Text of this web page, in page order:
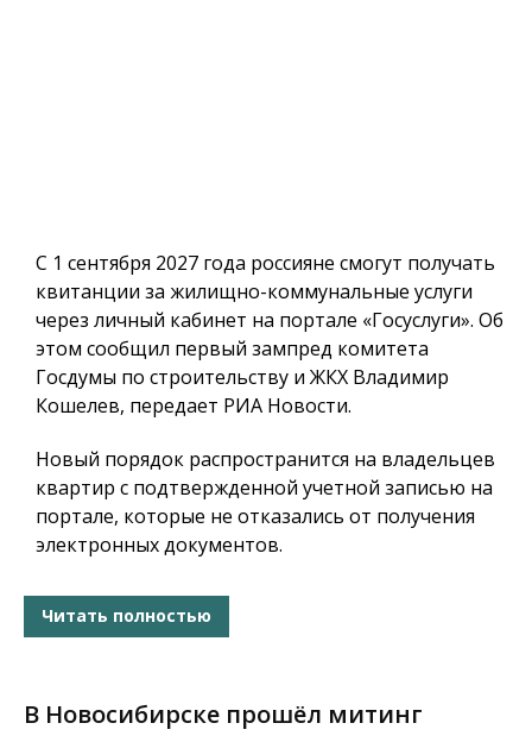
С 1 сентября 2027 года россияне смогут получать
квитанции за жилищно-коммунальные услуги
через личный кабинет на портале «Госуслуги». Об
этом сообщил первый зампред комитета
Госдумы по строительству и ЖКХ Владимир
Кошелев, передает РИА Новости.
Новый порядок распространится на владельцев
квартир с подтвержденной учетной записью на
портале, которые не отказались от получения
электронных документов.
Читать полностью
В Новосибирске прошёл митинг